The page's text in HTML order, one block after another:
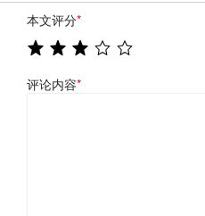
本文评分*
评论内容*